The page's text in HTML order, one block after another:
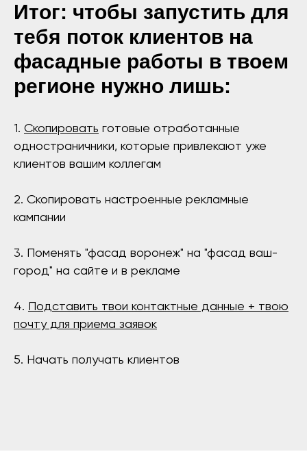
Итог: чтобы запустить для
тебя поток клиентов на
фасадные работы в твоем
регионе нужно лишь:
1. Скопировать готовые отработанные
одностраничники, которые привлекают уже
клиентов вашим коллегам
2. Скопировать настроенные рекламные
кампании
3. Поменять "фасад воронеж" на "фасад ваш-
город" на сайте и в рекламе
4. Подставить твои контактные данные + твою
почту для приема заявок
5. Начать получать клиентов